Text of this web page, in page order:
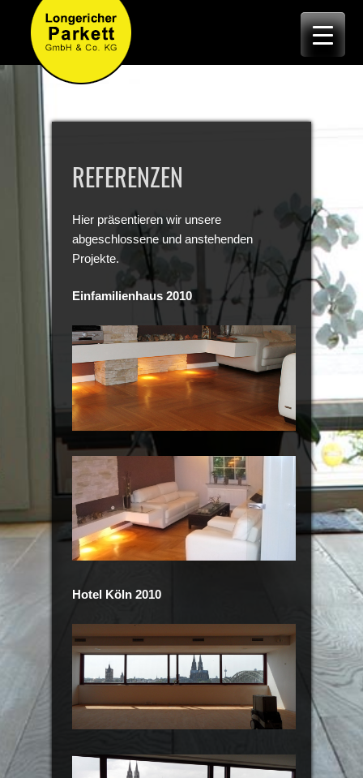
REFERENZEN
Hier präsentieren wir unsere
abgeschlossene und anstehenden
Projekte.
Einfamilienhaus 2010
Hotel Köln 2010